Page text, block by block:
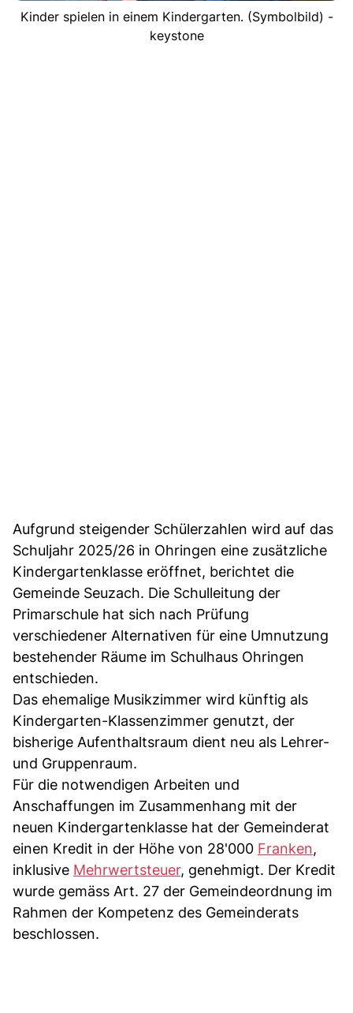
Kinder spielen in einem Kindergarten. (Symbolbild) -
keystone
Aufgrund steigender Schülerzahlen wird auf das
Schuljahr 2025/26 in Ohringen eine zusätzliche
Kindergartenklasse eröffnet, berichtet die
Gemeinde Seuzach. Die Schulleitung der
Primarschule hat sich nach Prüfung
verschiedener Alternativen für eine Umnutzung
bestehender Räume im Schulhaus Ohringen
entschieden.
Das ehemalige Musikzimmer wird künftig als
Kindergarten-Klassenzimmer genutzt, der
bisherige Aufenthaltsraum dient neu als Lehrer-
und Gruppenraum.
Für die notwendigen Arbeiten und
Anschaffungen im Zusammenhang mit der
neuen Kindergartenklasse hat der Gemeinderat
einen Kredit in der Höhe von 28'000 Franken,
inklusive Mehrwertsteuer, genehmigt. Der Kredit
wurde gemäss Art. 27 der Gemeindeordnung im
Rahmen der Kompetenz des Gemeinderats
beschlossen.